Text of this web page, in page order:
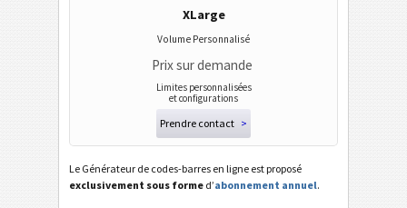
XLarge
Volume Personnalisé
Prix sur demande
Limites personnalisées
et configurations
Prendre contact >
Le Générateur de codes-barres en ligne est proposé
exclusivement sous forme d’abonnement annuel.